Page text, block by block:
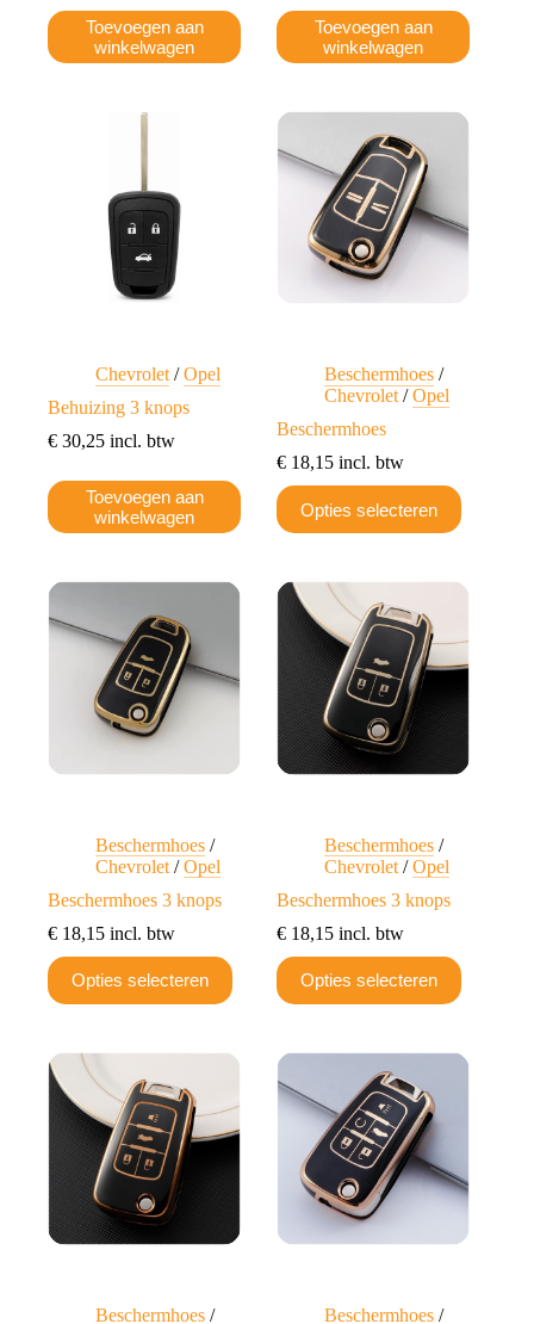
Toevoegen aan
winkelwagen
Toevoegen aan
winkelwagen
Chevrolet/Opel
Behuizing 3 knops
€ 30,25 incl. btw
Toevoegen aan
winkelwagen
Beschermhoes /
Chevrolet/Opel
Beschermhoes
€ 18,15 incl. btw
Opties selecteren
Dit
product
heeft
variaties.
Deze
optie
kan
gekozen
worden
op
de
productpagina
Beschermhoes /
Chevrolet /Opel
Beschermhoes 3 knops
€ 18,15 incl. btw
Opties selecteren
Dit
product
heeft
variaties.
Deze
optie
kan
gekozen
worden
op
de
productpagina
Beschermhoes /
Chevrolet /Opel
Beschermhoes 3 knops
€ 18,15 incl. btw
Opties selecteren
Dit
product
heeft
variaties.
optie
kan
gekozen
worden
productpagina
Beschermhoes /
Beschermhoes /